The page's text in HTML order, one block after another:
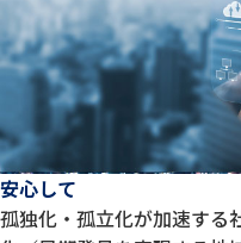
安心して
孤独化・孤立化が加速する